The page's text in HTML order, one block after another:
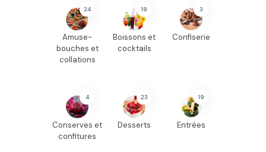
24
Amuse-
bouches et
collations
18
Boissons et
cocktails
3
Confiserie
4
Conserves et
confitures
23
Desserts
19
Entrées